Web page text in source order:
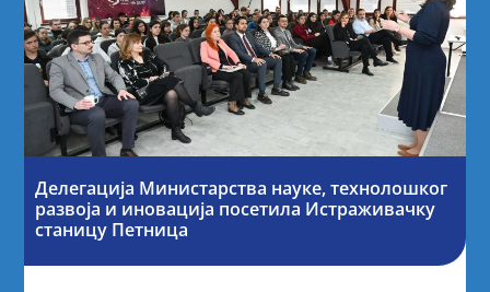
Делегација Министарства науке, технолошког
развоја и иновација посетила Истраживачку
станицу Петница